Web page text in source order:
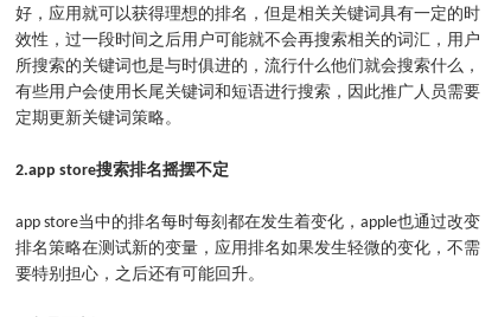
好，应用就可以获得理想的排名，但是相关关键词具有一定的时
效性，过一段时间之后用户可能就不会再搜索相关的词汇，用户
所搜索的关键词也是与时俱进的，流行什么他们就会搜索什么，
有些用户会使用长尾关键词和短语进行搜索，因此推广人员需要
定期更新关键词策略。
2.app store搜索排名摇摆不定
app store当中的排名每时每刻都在发生着变化，apple也通过改变
排名策略在测试新的变量，应用排名如果发生轻微的变化，不需
要特别担心，之后还有可能回升。